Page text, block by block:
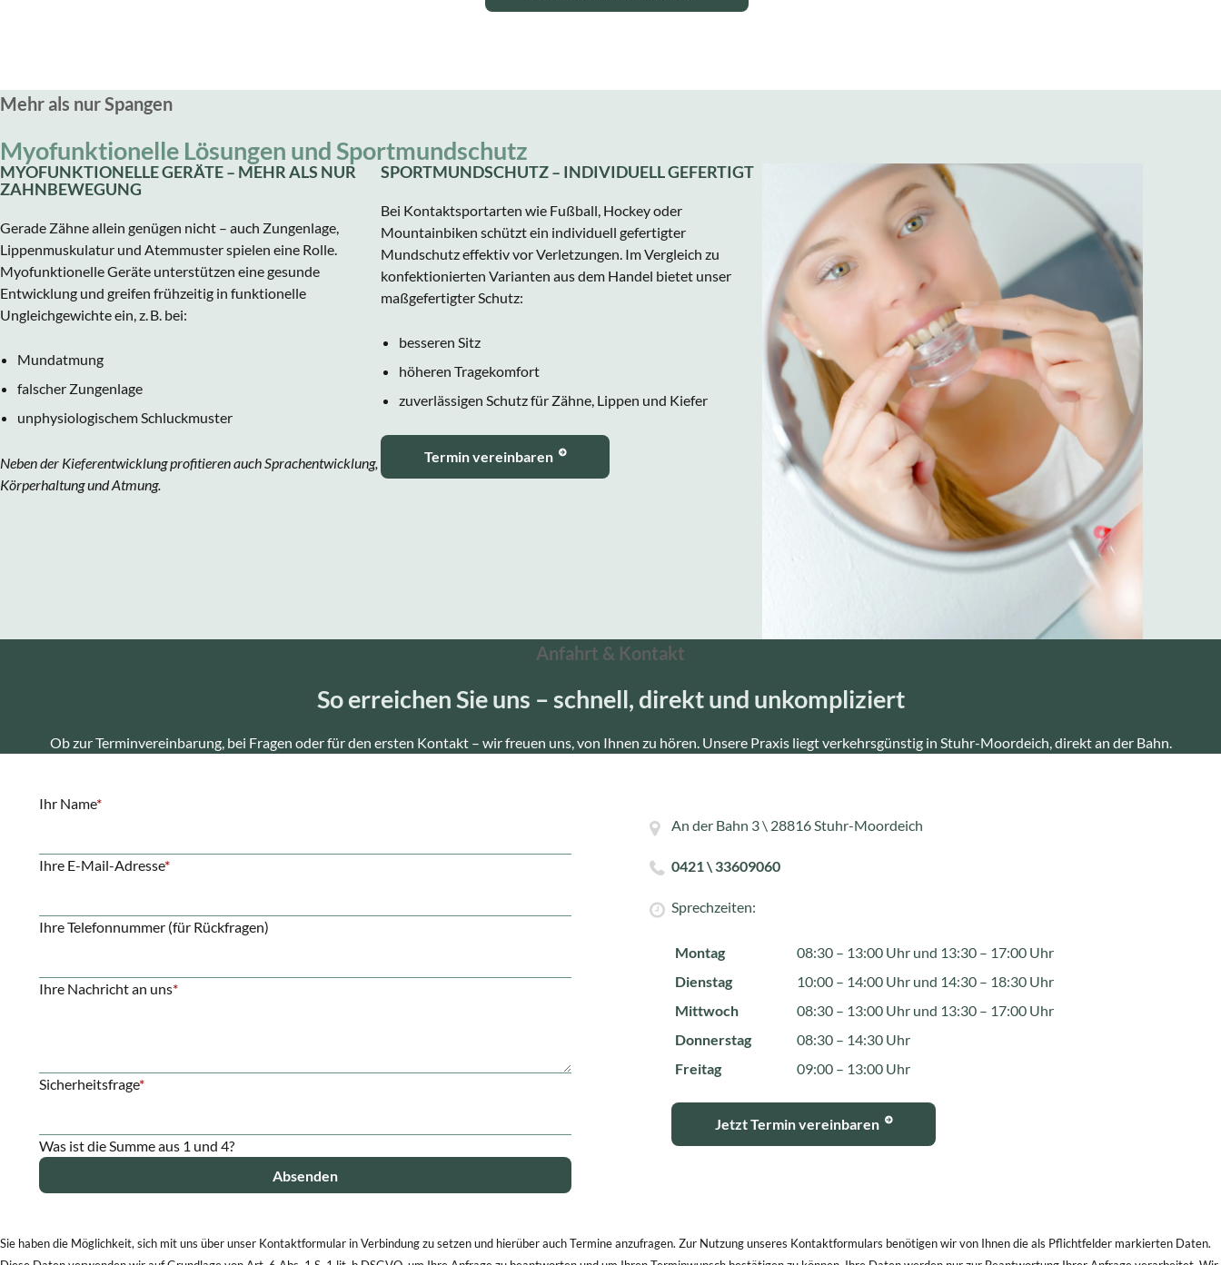
Mehr als nur Spangen
Myofunktionelle Lösungen und Sportmundschutz
MYOFUNKTIONELLE GERÄTE – MEHR ALS NUR
ZAHNBEWEGUNG
Gerade Zähne allein genügen nicht – auch Zungenlage,
Lippenmuskulatur und Atemmuster spielen eine Rolle.
Myofunktionelle Geräte unterstützen eine gesunde
Entwicklung und greifen frühzeitig in funktionelle
Ungleichgewichte ein, z. B. bei:
Mundatmung
falscher Zungenlage
unphysiologischem Schluckmuster
Neben der Kieferentwicklung profitieren auch Sprachentwicklung,
Körperhaltung und Atmung.
SPORTMUNDSCHUTZ – INDIVIDUELL GEFERTIGT
Bei Kontaktsportarten wie Fußball, Hockey oder
Mountainbiken schützt ein individuell gefertigter
Mundschutz effektiv vor Verletzungen. Im Vergleich zu
konfektionierten Varianten aus dem Handel bietet unser
maßgefertigter Schutz:
besseren Sitz
höheren Tragekomfort
zuverlässigen Schutz für Zähne, Lippen und Kiefer
Termin vereinbaren
Anfahrt & Kontakt
So erreichen Sie uns – schnell, direkt und unkompliziert
Ob zur Terminvereinbarung, bei Fragen oder für den ersten Kontakt – wir freuen uns, von Ihnen zu hören. Unsere Praxis liegt verkehrsgünstig in Stuhr-Moordeich, direkt an der Bahn.
Pflichtfeld
Ihr Name*
Pflichtfeld
Ihre E-Mail-Adresse*
Ihre Telefonnummer (für Rückfragen)
Pflichtfeld
Ihre Nachricht an uns*
Pflichtfeld
Sicherheitsfrage*
Was ist die Summe aus 1 und 4?
Absenden
Sie haben die Möglichkeit, sich mit uns über unser Kontakt­formular in Verbindung zu setzen und hierüber auch Termine anzufragen. Zur Nutzung unseres Kontakt­formulars benötigen wir von Ihnen die als Pflichtfelder markierten Daten.
An der Bahn 3 \ 28816 Stuhr-Moordeich
0421 \ 33609060
Sprechzeiten:
Montag
08:30 – 13:00 Uhr und 13:30 – 17:00 Uhr
Dienstag
10:00 – 14:00 Uhr und 14:30 – 18:30 Uhr
Mittwoch
08:30 – 13:00 Uhr und 13:30 – 17:00 Uhr
Donnerstag
08:30 – 14:30 Uhr
Freitag
09:00 – 13:00 Uhr
Jetzt Termin vereinbaren